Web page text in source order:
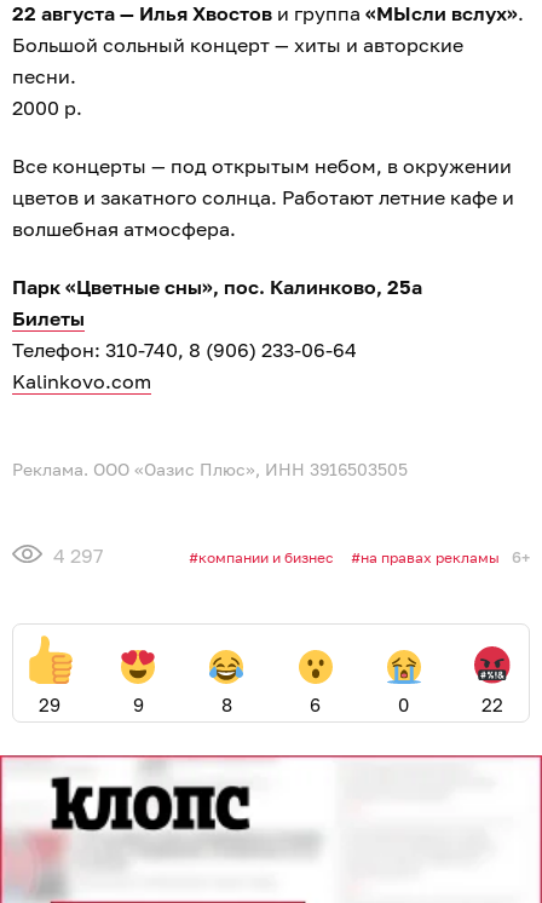
22 августа — Илья Хвостов и группа «МЫсли вслух».
Большой сольный концерт — хиты и авторские
песни.
2000 р.
Все концерты — под открытым небом, в окружении
цветов и закатного солнца. Работают летние кафе и
волшебная атмосфера.
Парк «Цветные сны», пос. Калинково, 25а
Билеты
Телефон: 310-740, 8 (906) 233-06-64
Kalinkovo.com
Реклама. ООО «Оазис Плюс», ИНН 3916503505
4 297 компании и бизнес на правах рекламы 6+
29 9 8 6 0 22